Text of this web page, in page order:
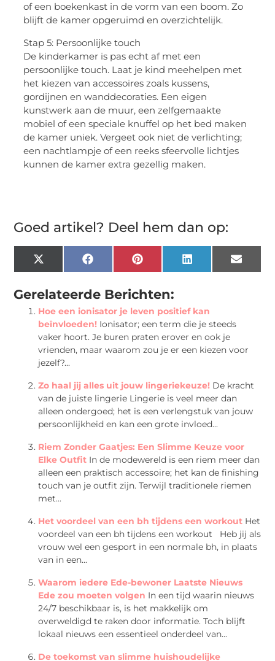
of een boekenkast in de vorm van een boom. Zo
blijft de kamer opgeruimd en overzichtelijk.
Stap 5: Persoonlijke touch
De kinderkamer is pas echt af met een
persoonlijke touch. Laat je kind meehelpen met
het kiezen van accessoires zoals kussens,
gordijnen en wanddecoraties. Een eigen
kunstwerk aan de muur, een zelfgemaakte
mobiel of een speciale knuffel op het bed maken
de kamer uniek. Vergeet ook niet de verlichting;
een nachtlampje of een reeks sfeervolle lichtjes
kunnen de kamer extra gezellig maken.
Goed artikel? Deel hem dan op:
X
(Twitter)
FacebookPinterestLinkedInEmail
Gerelateerde Berichten:
Hoe een ionisator je leven positief kan
beïnvloeden! Ionisator; een term die je steeds
vaker hoort. Je buren praten erover en ook je
vrienden, maar waarom zou je er een kiezen voor
jezelf?...
Zo haal jij alles uit jouw lingeriekeuze! De kracht
van de juiste lingerie Lingerie is veel meer dan
alleen ondergoed; het is een verlengstuk van jouw
persoonlijkheid en kan een grote invloed...
Riem Zonder Gaatjes: Een Slimme Keuze voor
Elke Outfit In de modewereld is een riem meer dan
alleen een praktisch accessoire; het kan de finishing
touch van je outfit zijn. Terwijl traditionele riemen
met...
Het voordeel van een bh tijdens een workout Het
voordeel van een bh tijdens een workout Heb jij als
vrouw wel een gesport in een normale bh, in plaats
van in een...
Waarom iedere Ede-bewoner Laatste Nieuws
Ede zou moeten volgen In een tijd waarin nieuws
24/7 beschikbaar is, is het makkelijk om
overweldigd te raken door informatie. Toch blijft
lokaal nieuws een essentieel onderdeel van...
De toekomst van slimme huishoudelijke